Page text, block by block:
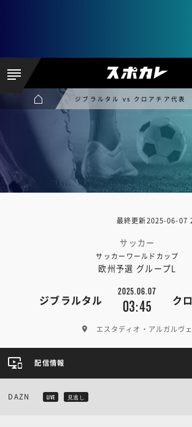
ジブラルタル vs クロアチア代表
最終更新2025-06-07
サッカー
サッカーワールドカップ
欧州予選 グループL
ジブラルタル
2025.06.07
03:45 ク
エスタディオ・アルガルヴェ
配信情報
DAZN LIVE 見逃し